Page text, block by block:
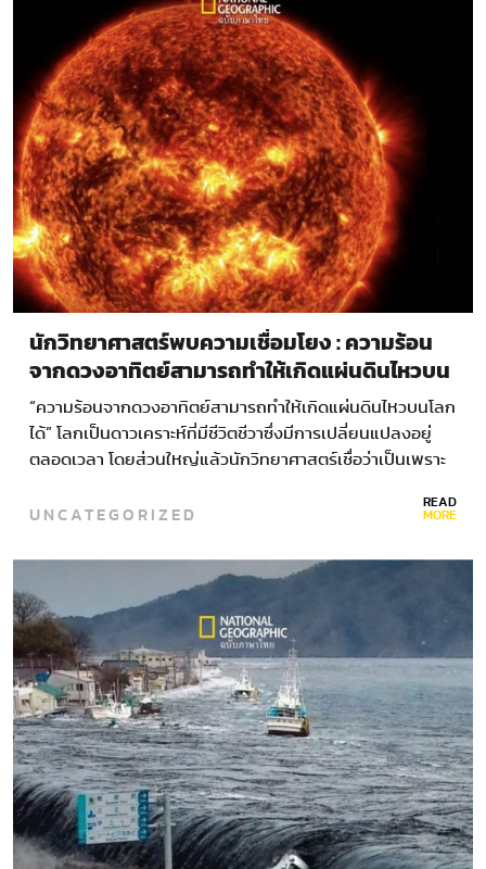
นักวิทยาศาสตร์พบความเชื่อมโยง : ความร้อน
จากดวงอาทิตย์สามารถทำให้เกิดแผ่นดินไหวบน
โลกได้
“ความร้อนจากดวงอาทิตย์สามารถทำให้เกิดแผ่นดินไหวบนโลก
ได้” โลกเป็นดาวเคราะห์ที่มีชีวิตชีวาซึ่งมีการเปลี่ยนแปลงอยู่
ตลอดเวลา โดยส่วนใหญ่แล้วนักวิทยาศาสตร์เชื่อว่าเป็นเพราะ
ทำให้ทวีปมีรูปร่างไม่เหมือนกันในช่วงเวลาของประวัติศาสตร์
มากมายต่อทั้งตัวโลกเองและต่อสิ่งมีชีวิตที่อาศัยอยู่บนโลก
ขณะเดียวกันก็สร้างปรากฏการณ์ธรรมชาติอย่างหนึ่งที่ยังไม่
ค่อยเข้าใจกันมากนักนั่นคือ ‘แผ่นดินไหว’…
UNCATEGORIZED READ
MORE